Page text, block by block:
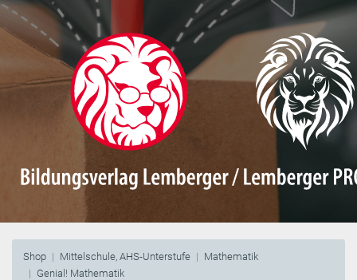
Shop Mittelschule, AHS-Unterstufe
Mathematik
Genial! Mathematik